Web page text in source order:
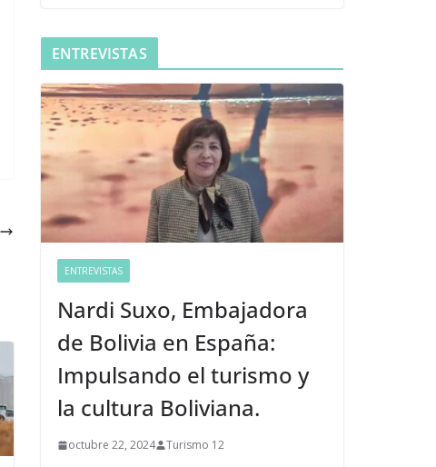
ENTREVISTAS
ENTREVISTAS
Nardi Suxo, Embajadora
de Bolivia en España:
Impulsando el turismo y
la cultura Boliviana.
octubre 22, 2024 Turismo 12